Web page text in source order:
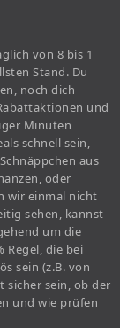
von 8 bis 1
Stand. Du
noch dich
und
Minuten
schnell sein,
aus
oder
wir einmal nicht
sehen, kannst
um die
Regel, die bei
sein (z.B. von
sicher sein, ob der
und wie prüfen